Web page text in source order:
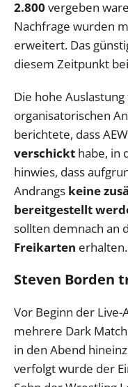
2.800 vergeben
Nachfrage wurden
erweitert. Das
diesem Zeitpunkt
Die hohe
organisatorischen
berichtete, dass
verschickt habe, in
hinwies, dass
Andrangs keine
bereitgestellt
sollten demnach an
Freikarten erhalten.
Steven Borden
Vor Beginn der
mehrere Dark
in den Abend
verfolgt wurde der